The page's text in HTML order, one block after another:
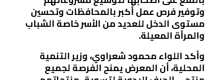
وتوفير فرص عمل أكبر بالمحافظات وتحسين
مستوى الدخل للعديد من الأسر خاصة الشباب
والمرأة المعيلة.
وأكد اللواء محمود شعراوي، وزير التنمية
المحلية، أن المعرض يمنح الفرصة لجميع